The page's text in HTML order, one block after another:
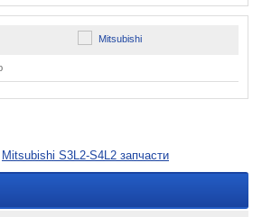
Mitsubishi
Mitsubishi S3L2-S4L2 запчасти